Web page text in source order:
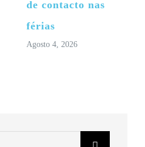
de contacto nas
férias
Agosto 4, 2026